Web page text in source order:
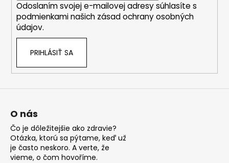
Odoslaním svojej e-mailovej adresy súhlasíte s
podmienkami našich zásad ochrany osobných
údajov.
PRIHLÁSIŤ SA
O nás
Čo je dôležitejšie ako zdravie?
Otázka, ktorú sa pýtame, keď už
je často neskoro. A verte, že
vieme, o čom hovoříme.